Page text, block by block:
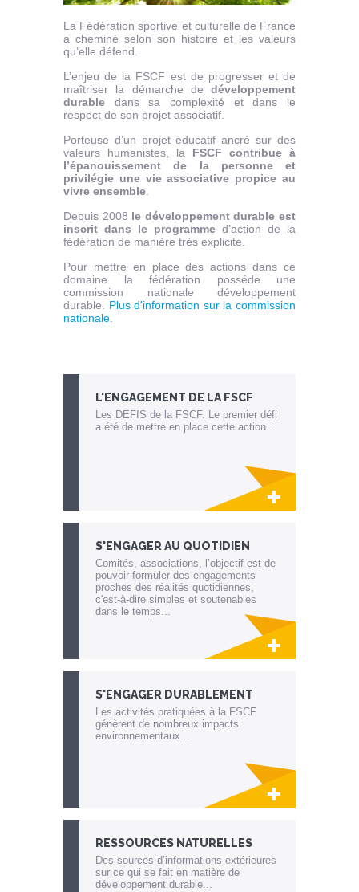
La Fédération sportive et culturelle de France
a cheminé selon son histoire et les valeurs
qu’elle défend.
L’enjeu de la FSCF est de progresser et de
maîtriser la démarche de développement
durable dans sa complexité et dans le
respect de son projet associatif.
Porteuse d’un projet éducatif ancré sur des
valeurs humanistes, la FSCF contribue à
l’épanouissement de la personne et
privilégie une vie associative propice au
vivre ensemble.
Depuis 2008 le développement durable est
inscrit dans le programme d’action de la
fédération de manière très explicite.
Pour mettre en place des actions dans ce
domaine la fédération posséde une
commission nationale développement
durable. Plus d'information sur la commission
nationale.
L'ENGAGEMENT DE LA FSCF
Les DEFIS de la FSCF. Le premier défi
a été de mettre en place cette action...
S'ENGAGER AU QUOTIDIEN
Comités, associations, l’objectif est de
pouvoir formuler des engagements
proches des réalités quotidiennes,
c'est-à-dire simples et soutenables
dans le temps...
S'ENGAGER DURABLEMENT
Les activités pratiquées à la FSCF
génèrent de nombreux impacts
environnementaux...
RESSOURCES NATURELLES
Des sources d’informations extérieures
sur ce qui se fait en matière de
développement durable...